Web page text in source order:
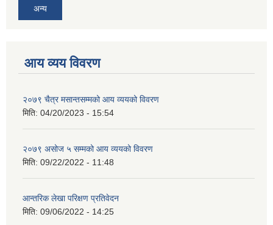
अन्य
आय व्यय विवरण
२०७९ चैत्र मसान्तसम्मको आय व्ययको विवरण
मिति: 04/20/2023 - 15:54
२०७९ असोज ५ सम्मको आय व्ययको विवरण
मिति: 09/22/2022 - 11:48
आन्तरिक लेखा परिक्षण प्रतिवेदन
मिति: 09/06/2022 - 14:25